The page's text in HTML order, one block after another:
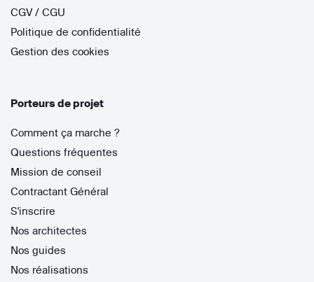
CGV / CGU
Politique de confidentialité
Gestion des cookies
Porteurs de projet
Comment ça marche ?
Questions fréquentes
Mission de conseil
Contractant Général
S'inscrire
Nos architectes
Nos guides
Nos réalisations